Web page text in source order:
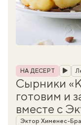
Рубрика
НА ДЕСЕРТ
Сырники
готовим и
вместе с
Автор
Эктор Хименес-